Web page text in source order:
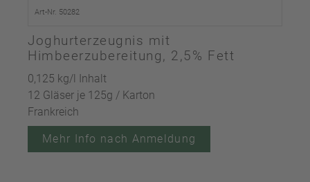
Art-Nr. 50282
Joghurterzeugnis mit
Himbeerzubereitung, 2,5% Fett
0,125 kg/l Inhalt
12 Gläser je 125g / Karton
Frankreich
Mehr Info nach Anmeldung